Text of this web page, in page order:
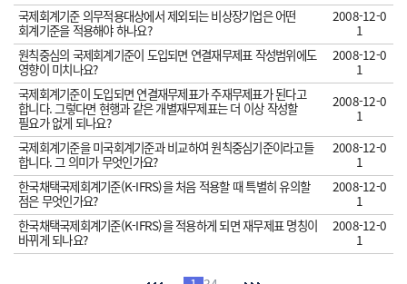
국제회계기준 의무적용대상에서 제외되는 비상장기업은 어떤
회계기준을 적용해야 하나요?
2008-12-0
1
원칙중심의 국제회계기준이 도입되면 연결재무제표 작성범위에도
영향이 미치나요?
2008-12-0
1
국제회계기준이 도입되면 연결재무제표가 주재무제표가 된다고
합니다. 그렇다면 현행과 같은 개별재무제표는 더 이상 작성할
필요가 없게 되나요?
2008-12-0
1
국제회계기준을 미국회계기준과 비교하여 원칙중심기준이라고들
합니다. 그 의미가 무엇인가요?
2008-12-0
1
한국채택국제회계기준(K-IFRS)을 처음 적용할 때 특별히 유의할
점은 무엇인가요?
2008-12-0
1
한국채택국제회계기준(K-IFRS)을 적용하게 되면 재무제표 명칭이
바뀌게 되나요?
2008-12-0
1